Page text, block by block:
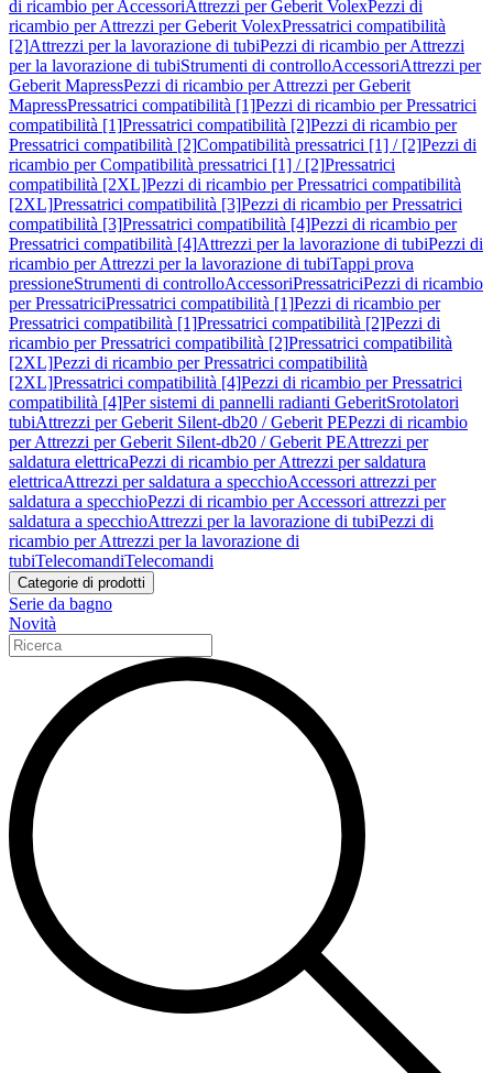
di ricambio per AccessoriAttrezzi per Geberit VolexPezzi di
ricambio per Attrezzi per Geberit VolexPressatrici compatibilità
[2]Attrezzi per la lavorazione di tubiPezzi di ricambio per Attrezzi
per la lavorazione di tubiStrumenti di controlloAccessoriAttrezzi per
Geberit MapressPezzi di ricambio per Attrezzi per Geberit
MapressPressatrici compatibilità [1]Pezzi di ricambio per Pressatrici
compatibilità [1]Pressatrici compatibilità [2]Pezzi di ricambio per
Pressatrici compatibilità [2]Compatibilità pressatrici [1] / [2]Pezzi di
ricambio per Compatibilità pressatrici [1] / [2]Pressatrici
compatibilità [2XL]Pezzi di ricambio per Pressatrici compatibilità
[2XL]Pressatrici compatibilità [3]Pezzi di ricambio per Pressatrici
compatibilità [3]Pressatrici compatibilità [4]Pezzi di ricambio per
Pressatrici compatibilità [4]Attrezzi per la lavorazione di tubiPezzi di
ricambio per Attrezzi per la lavorazione di tubiTappi prova
pressioneStrumenti di controlloAccessoriPressatriciPezzi di ricambio
per PressatriciPressatrici compatibilità [1]Pezzi di ricambio per
Pressatrici compatibilità [1]Pressatrici compatibilità [2]Pezzi di
ricambio per Pressatrici compatibilità [2]Pressatrici compatibilità
[2XL]Pezzi di ricambio per Pressatrici compatibilità
[2XL]Pressatrici compatibilità [4]Pezzi di ricambio per Pressatrici
compatibilità [4]Per sistemi di pannelli radianti GeberitSrotolatori
tubiAttrezzi per Geberit Silent-db20 / Geberit PEPezzi di ricambio
per Attrezzi per Geberit Silent-db20 / Geberit PEAttrezzi per
saldatura elettricaPezzi di ricambio per Attrezzi per saldatura
elettricaAttrezzi per saldatura a specchioAccessori attrezzi per
saldatura a specchioPezzi di ricambio per Accessori attrezzi per
saldatura a specchioAttrezzi per la lavorazione di tubiPezzi di
ricambio per Attrezzi per la lavorazione di
tubiTelecomandiTelecomandi
Categorie di prodotti
Serie da bagno
Novità